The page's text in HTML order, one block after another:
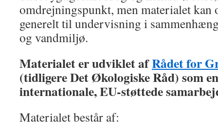
omdrejningspunkt, men materialet kan
generelt til undervisning i
og vandmiljø.
Materialet er udviklet afRådet for
(tidligere Det Økologiske Råd) som
internationale, EU-støttede
Materialet består af: